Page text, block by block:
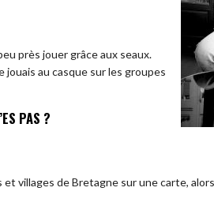
près jouer grâce aux seaux.
jouais au casque sur les groupes
PAS ?
villages de Bretagne sur une carte,